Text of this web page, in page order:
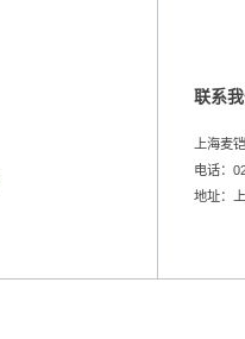
联系
上海麦
电话：
地址：